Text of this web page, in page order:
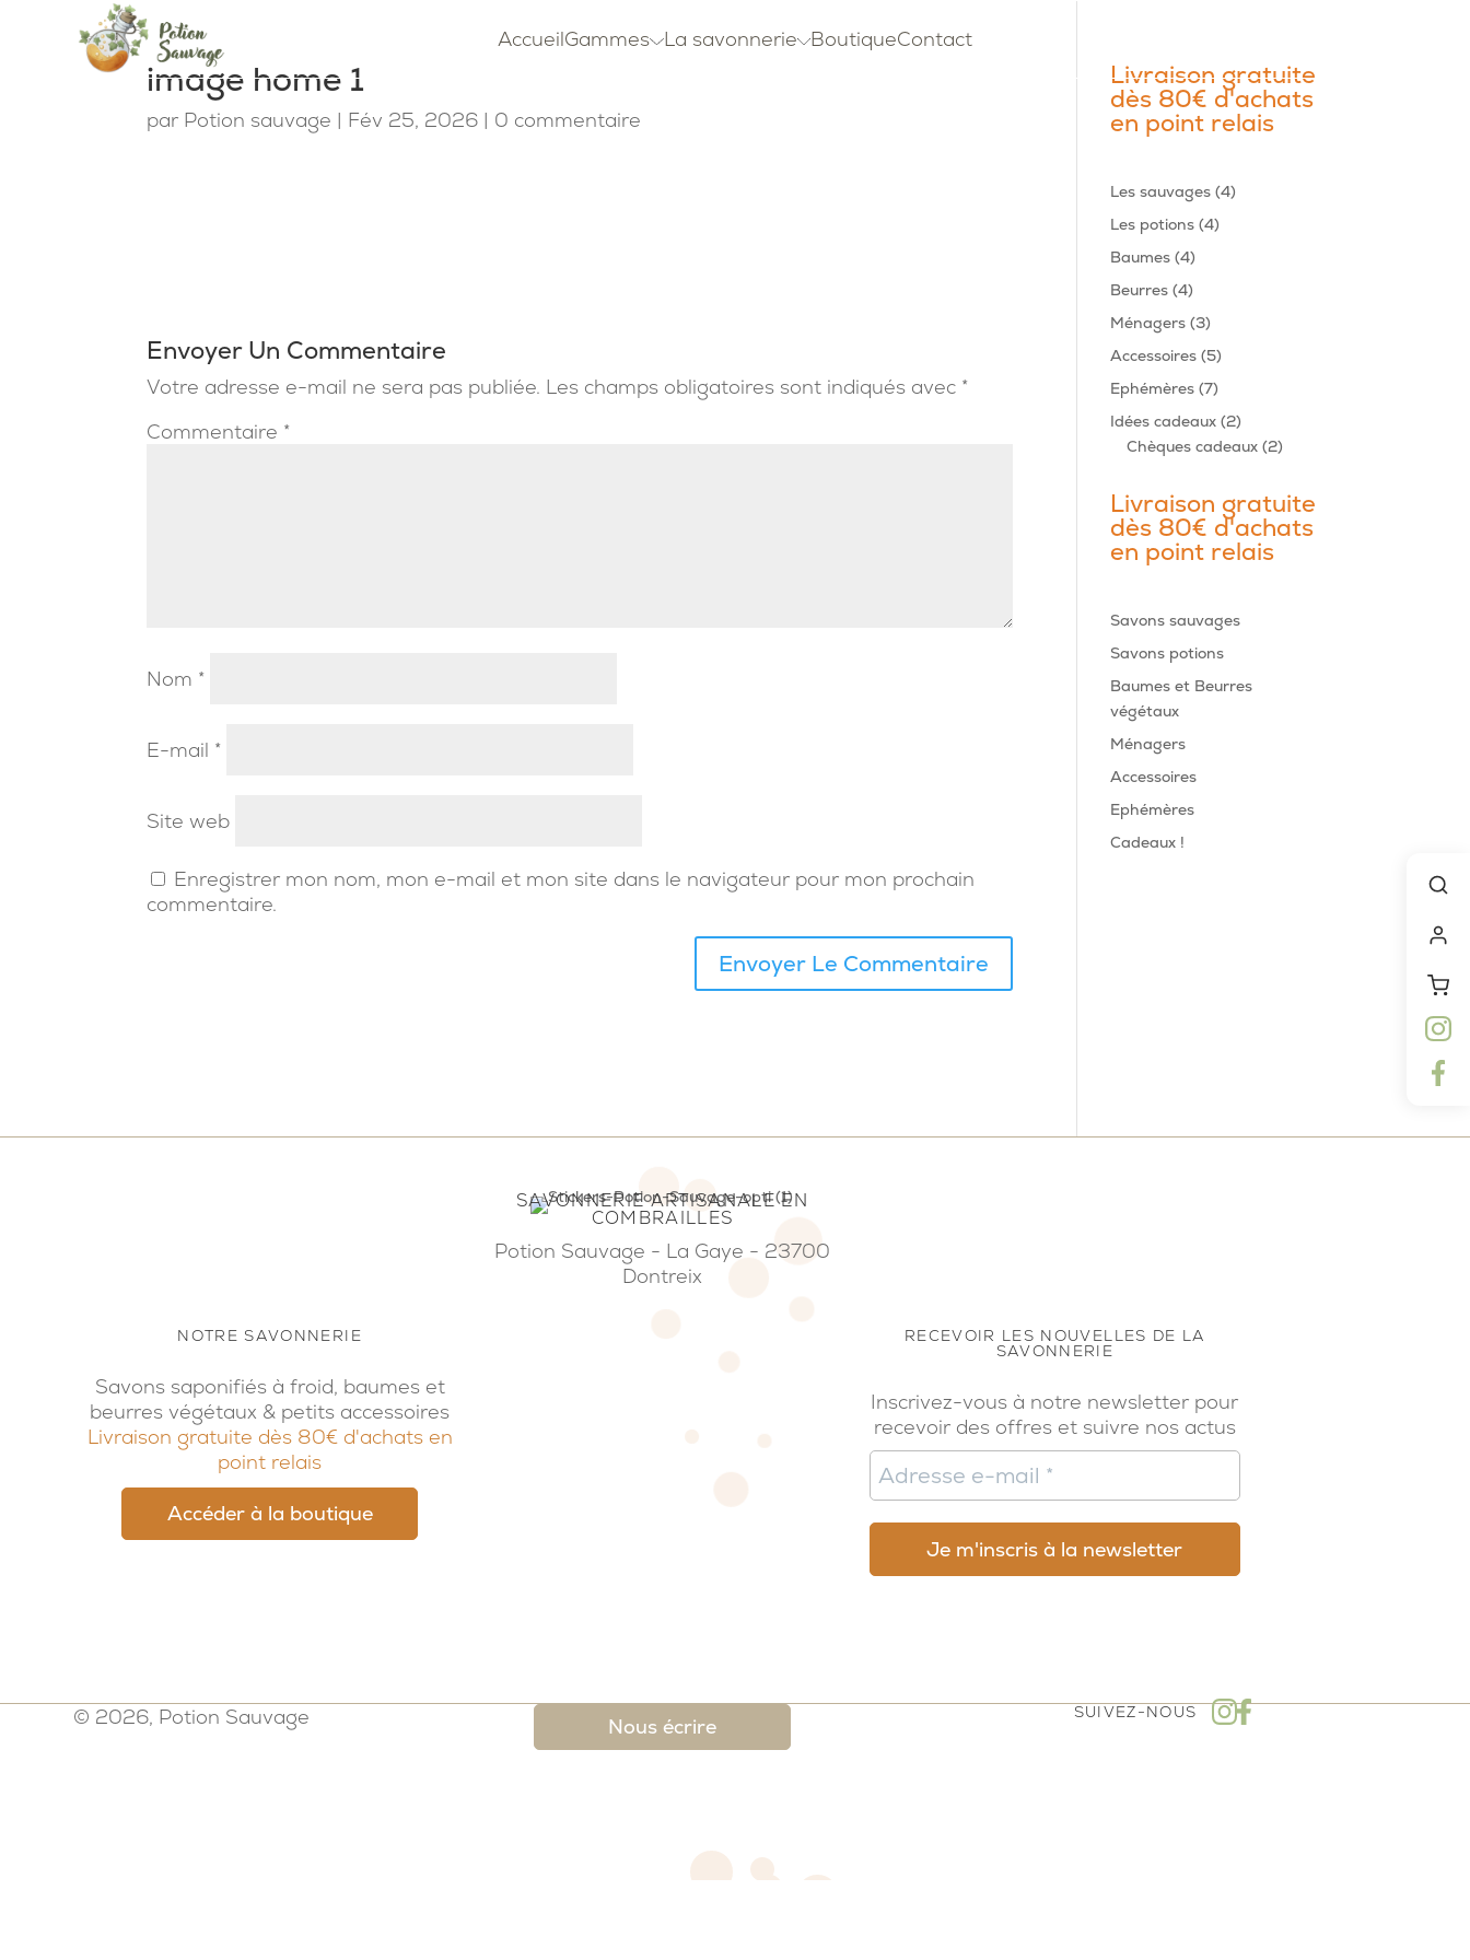
AccueilGammes La savonnerie BoutiqueContact
image home 1
par Potion sauvage | Fév 25, 2026 | 0 commentaire
Envoyer Un Commentaire
Votre adresse e-mail ne sera pas publiée. Les champs obligatoires sont indiqués avec *
Commentaire *
Nom *
E-mail *
Site web
Enregistrer mon nom, mon e-mail et mon site dans le navigateur pour mon prochain
commentaire.
Livraison gratuite
dès 80€ d'achats
en point relais
Les sauvages 44
Les potions 44
Baumes 44
produits
Beurres 44
produits
Ménagers 33
produits
Accessoires 55
produits
Ephémères 77
produits
Idées cadeaux 22
produits
Chèques cadeaux 22
Livraison gratuite
dès 80€ d'achats
en point relais
Savons sauvages
Savons potions
Baumes et Beurres
végétaux
Ménagers
Accessoires
Ephémères
Cadeaux !
NOTRE SAVONNERIE
Savons saponifiés à froid, baumes et
beurres végétaux & petits accessoires
Livraison gratuite dès 80€ d'achats en
point relais
Accéder à la boutique
SAVONNERIE ARTISANALE EN
COMBRAILLES
Potion Sauvage - La Gaye - 23700
Dontreix
RECEVOIR LES NOUVELLES DE LA
SAVONNERIE
Inscrivez-vous à notre newsletter pour
recevoir des offres et suivre nos actus
© 2026, Potion Sauvage Nous écrire
SUIVEZ-NOUS